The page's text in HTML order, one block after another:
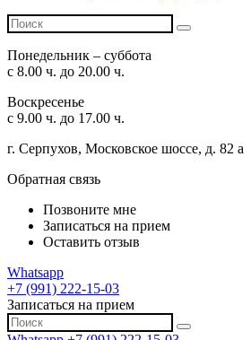
Понедельник – суббота
с 8.00 ч. до 20.00 ч.
Воскресенье
с 9.00 ч. до 17.00 ч.
г. Серпухов, Московское шоссе, д. 82 а
Обратная связь
Позвоните мне
Записаться на прием
Оставить отзыв
Whatsapp
+7 (991) 222-15-03
Записаться на прием